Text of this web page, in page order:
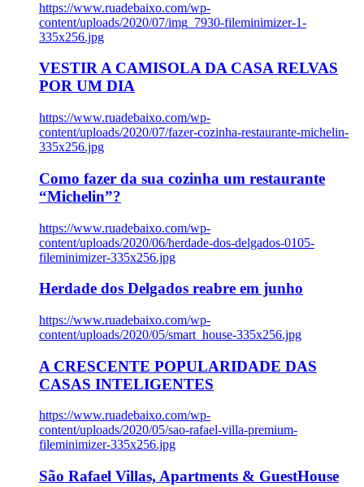
https://www.ruadebaixo.com/wp-
content/uploads/2020/07/img_7930-fileminimizer-1-
335x256.jpg
VESTIR A CAMISOLA DA CASA RELVAS
POR UM DIA
https://www.ruadebaixo.com/wp-
content/uploads/2020/07/fazer-cozinha-restaurante-michelin-
335x256.jpg
Como fazer da sua cozinha um restaurante
“Michelin”?
https://www.ruadebaixo.com/wp-
content/uploads/2020/06/herdade-dos-delgados-0105-
fileminimizer-335x256.jpg
Herdade dos Delgados reabre em junho
https://www.ruadebaixo.com/wp-
content/uploads/2020/05/smart_house-335x256.jpg
A CRESCENTE POPULARIDADE DAS
CASAS INTELIGENTES
https://www.ruadebaixo.com/wp-
content/uploads/2020/05/sao-rafael-villa-premium-
fileminimizer-335x256.jpg
São Rafael Villas, Apartments & GuestHouse